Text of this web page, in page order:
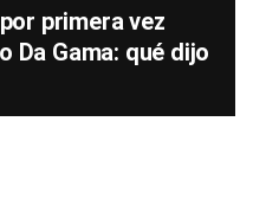
primera vez
Da Gama: qué dijo